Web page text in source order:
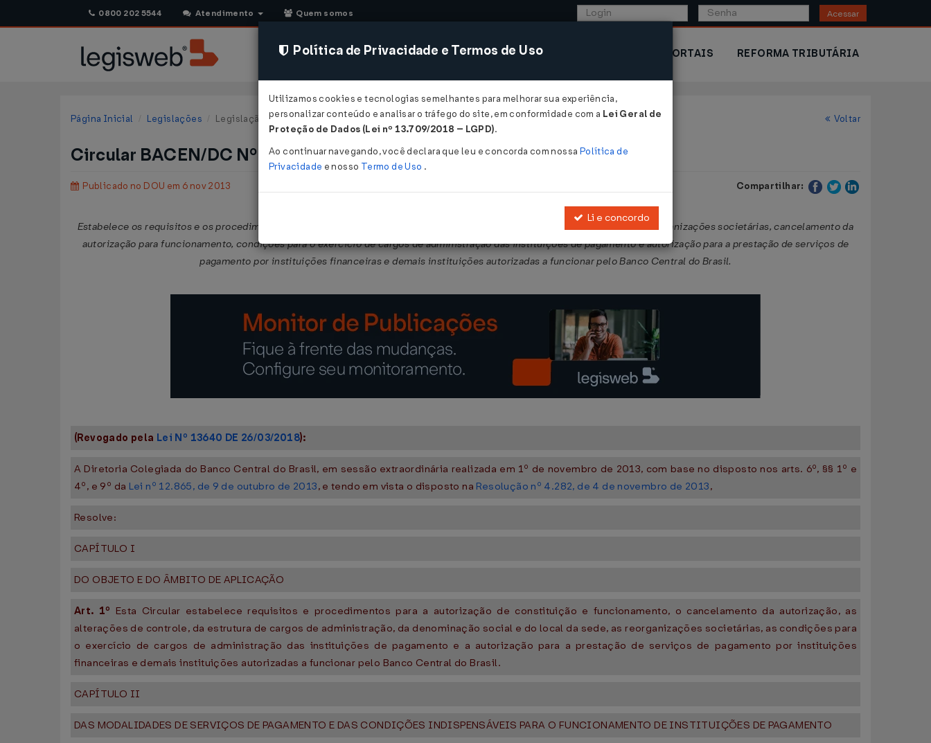
0800 202 5544 Atendimento Quem somos Acessar
CONSULTORIA SISTEMAS COMÉRCIO EXTERIOR PORTAIS REFORMA TRIBUTÁRIA
Página Inicial Legislações Legislação Federal Voltar
Circular BACEN/DC Nº 3683 DE 04/11/2013
Publicado no DOU em 6 nov 2013 Compartilhar:
Estabelece os requisitos e os procedimentos para constituição, autorização para funcionamento, alterações de controle e reorganizações societárias, cancelamento da
autorização para funcionamento, condições para o exercício de cargos de administração das instituições de pagamento e autorização para a prestação de serviços de
pagamento por instituições financeiras e demais instituições autorizadas a funcionar pelo Banco Central do Brasil.
(Revogado pela Lei Nº 13640 DE 26/03/2018):
A Diretoria Colegiada do Banco Central do Brasil, em sessão extraordinária realizada em 1º de novembro de 2013, com base no disposto nos arts. 6º, §§ 1º e
4º, e 9º da Lei nº 12.865, de 9 de outubro de 2013, e tendo em vista o disposto na Resolução nº 4.282, de 4 de novembro de 2013,
Resolve:
CAPÍTULO I
DO OBJETO E DO ÂMBITO DE APLICAÇÃO
Art. 1º Esta Circular estabelece requisitos e procedimentos para a autorização de constituição e funcionamento, o cancelamento da autorização, as
alterações de controle, da estrutura de cargos de administração, da denominação social e do local da sede, as reorganizações societárias, as condições para
o exercício de cargos de administração das instituições de pagamento e a autorização para a prestação de serviços de pagamento por instituições
financeiras e demais instituições autorizadas a funcionar pelo Banco Central do Brasil.
CAPÍTULO II
DAS MODALIDADES DE SERVIÇOS DE PAGAMENTO E DAS CONDIÇÕES INDISPENSÁVEIS PARA O FUNCIONAMENTO DE INSTITUIÇÕES DE PAGAMENTO
Política de Privacidade e Termos de Uso
Utilizamos cookies e tecnologias semelhantes para melhorar sua experiência,
personalizar conteúdo e analisar o tráfego do site, em conformidade com a Lei Geral de
Proteção de Dados (Lei nº 13.709/2018 – LGPD).
Ao continuar navegando, você declara que leu e concorda com nossa Política de
Privacidade e nosso Termo de Uso .
Li e concordo